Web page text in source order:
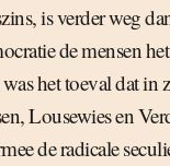
is verder weg
de mensen
het toeval dat in
Lousewies en
de radicale